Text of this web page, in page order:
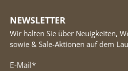
NEWSLETTER
Wir halten Sie über Neuigkeiten,
sowie & Sale-Aktionen auf dem
E-Mail*